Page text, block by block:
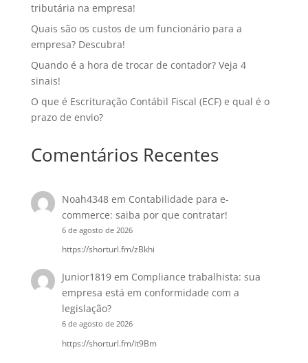
tributária na empresa!
Quais são os custos de um funcionário para a
empresa? Descubra!
Quando é a hora de trocar de contador? Veja 4
sinais!
O que é Escrituração Contábil Fiscal (ECF) e qual é o
prazo de envio?
Comentários Recentes
Noah4348 em Contabilidade para e-
commerce: saiba por que contratar!
6 de agosto de 2026
https://shorturl.fm/zBkhi
Junior1819 em Compliance trabalhista: sua
empresa está em conformidade com a
legislação?
6 de agosto de 2026
https://shorturl.fm/it9Bm